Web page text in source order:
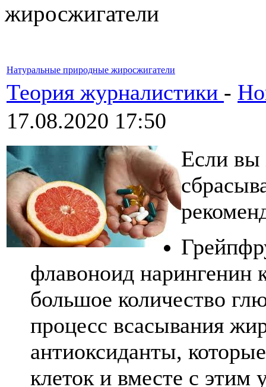
жиросжигатели
Натуральные природные жиросжигатели
Теория журналистики -
17.08.2020 17:50
Если вы
флавоноид нарингенин
большое количество
процесс всасывания
антиоксиданты,
клеток и вместе с этим